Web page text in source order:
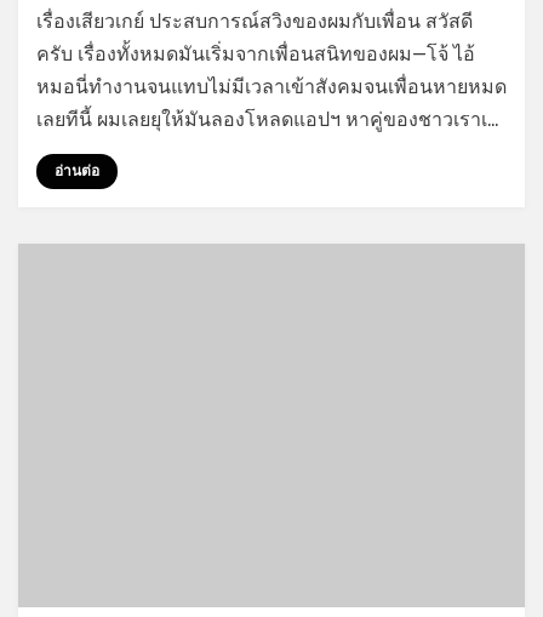
GayStory
Leave a comment
ประสบการณ์
สวิง
ของ
ผม
เรื่องเสียวเกย์ ประสบการณ์สวิงของผมกับเพื่อน สวัสดี
ครับ เรื่องทั้งหมดมันเริ่มจากเพื่อนสนิทของผม—โจ้ ไอ้
หมอนี่ทำงานจนแทบไม่มีเวลาเข้าสังคมจนเพื่อนหายหมด
เลยทีนี้ ผมเลยยุให้มันลองโหลดแอปฯ หาคู่ของชาวเราเ…
อ่านต่อ